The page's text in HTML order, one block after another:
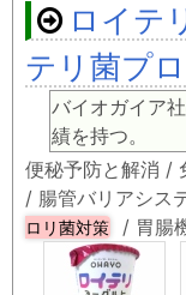
ロイテ
テリ菌プ
バイオガイア
績を持つ。
便秘予防と解消 /
/ 腸管バリアシス
ロリ菌対策
/ 胃腸